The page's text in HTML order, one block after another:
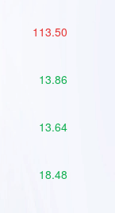
113.50
13.86
13.64
18.48